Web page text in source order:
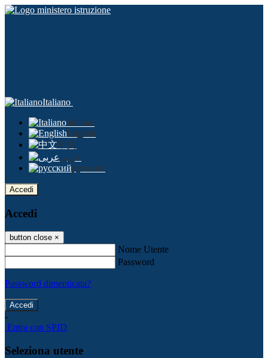
Italiano
Italiano
English
中文
عربى
русский
Accedi
Accedi
button close ×
Nome Utente
Password
Password dimenticata?
-
Entra con SPID
Seleziona utente